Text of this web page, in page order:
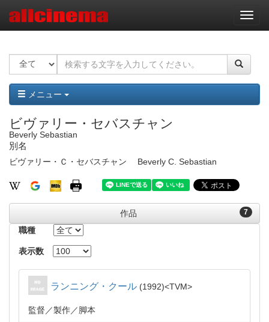
ナ
ビ
ー
ョ
ン
メニュー
ビヴァリー・セバスチャン
Beverly Sebastian
別名
ビヴァリー・Ｃ・セバスチャン Beverly C. Sebastian
7
作品
職種
表示数
ランニング・クール 1992 TVM
監督 製作 脚本